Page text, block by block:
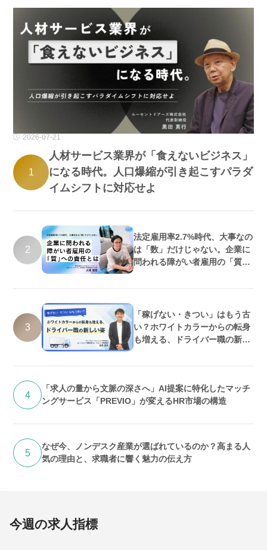
2026-07-21
1
人材サービス業界が「食えないビジネス」
になる時代。人口爆縮が引き起こすパラダ
イムシフトに対応せよ
2
法定雇用率2.7%時代、大事なの
は「数」だけじゃない。企業に
問われる障がい者雇用の「質」
3
「稼げない・きつい」はもう古
い？ホワイトカラーからの転身
も増える、ドライバー職の新し
4
「求人の量から文脈の深さへ」AI提案に特化したマッチ
ングサービス「PREVIO」が変えるHR市場の構造
5
なぜ今、ノンデスク産業が選ばれているのか？高まる人
気の理由と、求職者に響く魅力の伝え方
今週の求人指標